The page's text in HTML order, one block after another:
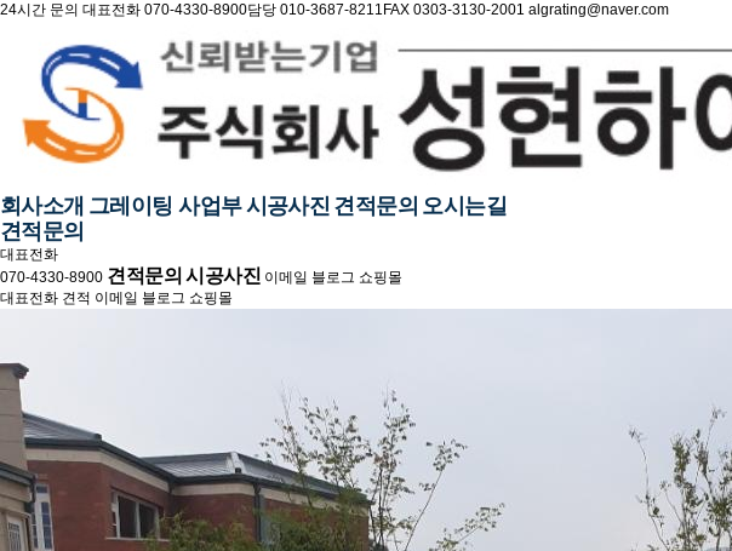
24시간 문의 대표전화 070-4330-8900담당 010-3687-8211 FAX 0303-3130-2001 algrating@naver.com
회사소개 그레이팅 사업부시공사진 견적문의 오시는길
견적문의
대표전화
070-4330-8900 견적문의 시공사진 이메일 블로그 쇼핑몰
대표전화 견적 이메일 블로그 쇼핑몰